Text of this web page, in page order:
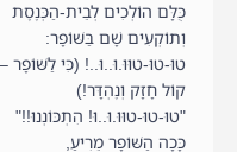
כֻּלָּם הוֹלְכִים לְבֵית-הַכְּנֶסֶת
וְתוֹקְעִים שָׁם בַּשּׁוֹפָר:
טוּ-טוּ-טוּוּ.וּ..וּ..! (כִּי לַשּׁוֹפָר –
קוֹל חָזָק וְנֶהְדָּר!)
"טוּ-טוּ-טוּוּ.וּ..וּ! הִתְכּוֹנְנוּ!!"
כָּכָה הַשּׁוֹפָר מֵרִיעַ,